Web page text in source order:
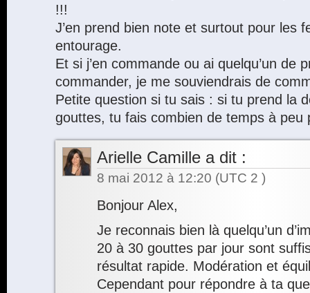
!!!
J’en prend bien note et surtout pour les
entourage.
Et si j’en commande ou ai quelqu’un de
commander, je me souviendrais de
Petite question si tu sais : si tu prend la
gouttes, tu fais combien de temps à peu
Arielle Camille a dit :
8 mai 2012 à 12:20 (UTC 2 )
Bonjour Alex,
Je reconnais bien là quelqu’un
20 à 30 gouttes par jour sont
résultat rapide. Modération et
Cependant pour répondre à ta